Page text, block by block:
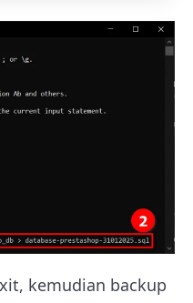
kemudian backup